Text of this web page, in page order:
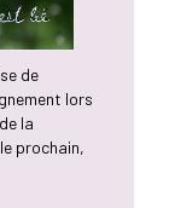
de
lors
la
prochain,